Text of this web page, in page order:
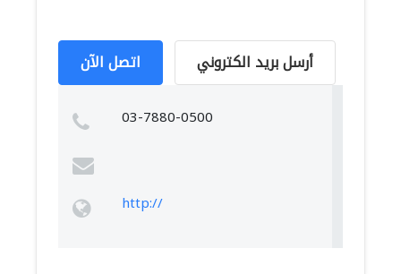
اتصل الآن أرسل بريد الكتروني
03-7880-0500
http://